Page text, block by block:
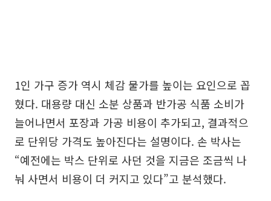
1인 가구 증가 역시 체감 물가를 높이는 요인으로 꼽
혔다. 대용량 대신 소분 상품과 반가공 식품 소비가
늘어나면서 포장과 가공 비용이 추가되고, 결과적으
로 단위당 가격도 높아진다는 설명이다. 손 박사는
“예전에는 박스 단위로 사던 것을 지금은 조금씩 나
눠 사면서 비용이 더 커지고 있다”고 분석했다.